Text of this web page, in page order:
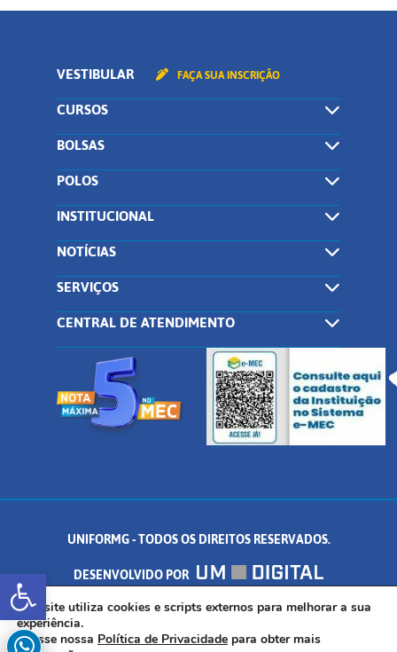
Abrir a barra de ferramentas
VESTIBULAR FAÇA SUA INSCRIÇÃO
CURSOS
BOLSAS
POLOS
INSTITUCIONAL
NOTÍCIAS
SERVIÇOS
CENTRAL DE ATENDIMENTO
UNIFORMG - TODOS OS DIREITOS RESERVADOS.
DESENVOLVIDO POR
AV. DR. ARNALDO DE SENNA, 328 - PALMEIRAS, FORMIGA/MG - CEP:
35.574.530
Este site utiliza cookies e scripts externos para melhorar a sua
experiência.
Acesse nossa Política de Privacidade para obter mais